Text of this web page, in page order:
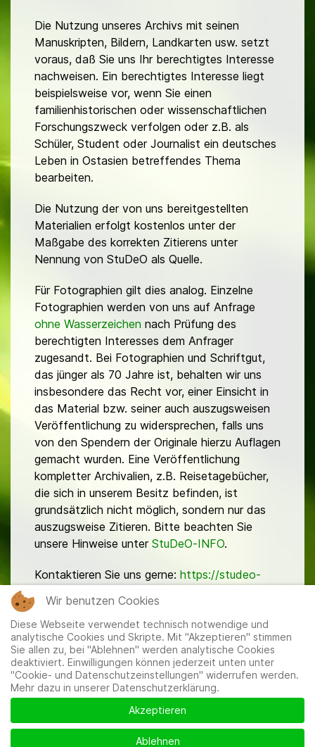
Die Nutzung unseres Archivs mit seinen
Manuskripten, Bildern, Landkarten usw. setzt
voraus, daß Sie uns Ihr berechtigtes Interesse
nachweisen. Ein berechtigtes Interesse liegt
beispielsweise vor, wenn Sie einen
familienhistorischen oder wissenschaftlichen
Forschungszweck verfolgen oder z.B. als
Schüler, Student oder Journalist ein deutsches
Leben in Ostasien betreffendes Thema
bearbeiten.
Die Nutzung der von uns bereitgestellten
Materialien erfolgt kostenlos unter der
Maßgabe des korrekten Zitierens unter
Nennung von StuDeO als Quelle.
Für Fotographien gilt dies analog. Einzelne
Fotographien werden von uns auf Anfrage
ohne Wasserzeichen nach Prüfung des
berechtigten Interesses dem Anfrager
zugesandt. Bei Fotographien und Schriftgut,
das jünger als 70 Jahre ist, behalten wir uns
insbesondere das Recht vor, einer Einsicht in
das Material bzw. seiner auch auszugsweisen
Veröffentlichung zu widersprechen, falls uns
von den Spendern der Originale hierzu Auflagen
gemacht wurden. Eine Veröffentlichung
kompletter Archivalien, z.B. Reisetagebücher,
die sich in unserem Besitz befinden, ist
grundsätzlich nicht möglich, sondern nur das
auszugsweise Zitieren. Bitte beachten Sie
unsere Hinweise unter StuDeO-INFO.
Kontaktieren Sie uns gerne: https://studeo-
Mitglieder|Impressum|Datenschutzerklärung|Cookie-
und Datenschutzeinstellungen
Wir benutzen Cookies
Diese Webseite verwendet technisch notwendige und
analytische Cookies und Skripte. Mit "Akzeptieren" stimmen
Sie allen zu, bei "Ablehnen" werden analytische Cookies
deaktiviert. Einwilligungen können jederzeit unten unter
"Cookie- und Datenschutzeinstellungen" widerrufen werden.
Mehr dazu in unserer Datenschutzerklärung.
Akzeptieren
Ablehnen